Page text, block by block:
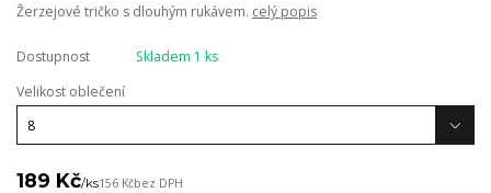
Žerzejové tričko s dlouhým rukávem. celý popis
Dostupnost
Skladem 1 ks
Velikost oblečení
189 Kč/ks156 Kčbez DPH